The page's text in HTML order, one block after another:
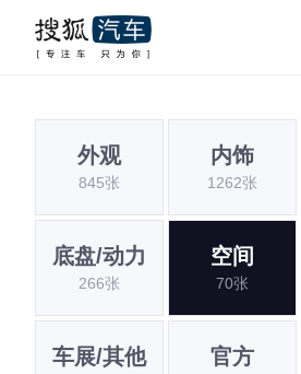
外观
845张
内饰
1262张
底盘/动力
266张
空间
70张
车展/其他 官方